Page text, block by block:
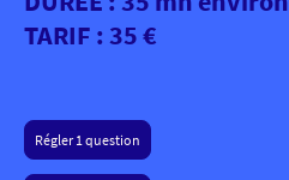
TARIF : 35 €
Régler 1 question